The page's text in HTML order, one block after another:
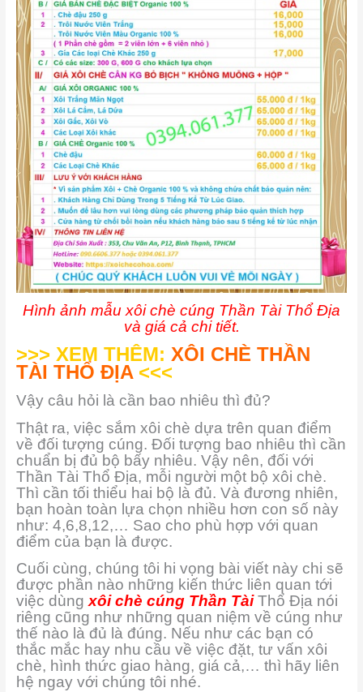
Hình ảnh mẫu xôi chè cúng Thần Tài Thổ Địa
và giá cả chi tiết.
>>> XEM THÊM: XÔI CHÈ THẦN
TÀI THỔ ĐỊA<<<
Vậy câu hỏi là cần bao nhiêu thì đủ?
Thật ra, việc sắm xôi chè dựa trên quan điểm
về đối tượng cúng. Đối tượng bao nhiêu thì cần
chuẩn bị đủ bộ bấy nhiêu. Vậy nên, đối với
Thần Tài Thổ Địa, mỗi người một bộ xôi chè.
Thì cần tối thiểu hai bộ là đủ. Và đương nhiên,
bạn hoàn toàn lựa chọn nhiều hơn con số này
như: 4,6,8,12,… Sao cho phù hợp với quan
điểm của bạn là được.
Cuối cùng, chúng tôi hi vọng bài viết này chi sẽ
được phần nào những kiến thức liên quan tới
việc dùngxôi chè cúng Thần TàiThổ Địa nói
riêng cũng như những quan niệm về cúng như
thế nào là đủ là đúng. Nếu như các bạn có
thắc mắc hay nhu cầu về việc đặt, tư vấn xôi
chè, hình thức giao hàng, giá cả,… thì hãy liên
hệ ngay với chúng tôi nhé.